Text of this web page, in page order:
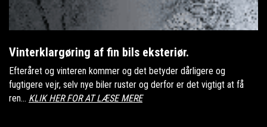
Vinterklargøring af fin bils eksteriør.
Efteråret og vinteren kommer og det betyder dårligere og
fugtigere vejr, selv nye biler ruster og derfor er det vigtigt at få
ren... KLIK HER FOR AT LÆSE MERE